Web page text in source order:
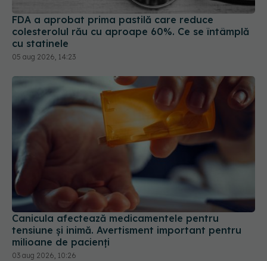
FDA a aprobat prima pastilă care reduce
colesterolul rău cu aproape 60%. Ce se întâmplă
cu statinele
05 aug 2026, 14:23
Canicula afectează medicamentele pentru
tensiune și inimă. Avertisment important pentru
milioane de pacienți
03 aug 2026, 10:26